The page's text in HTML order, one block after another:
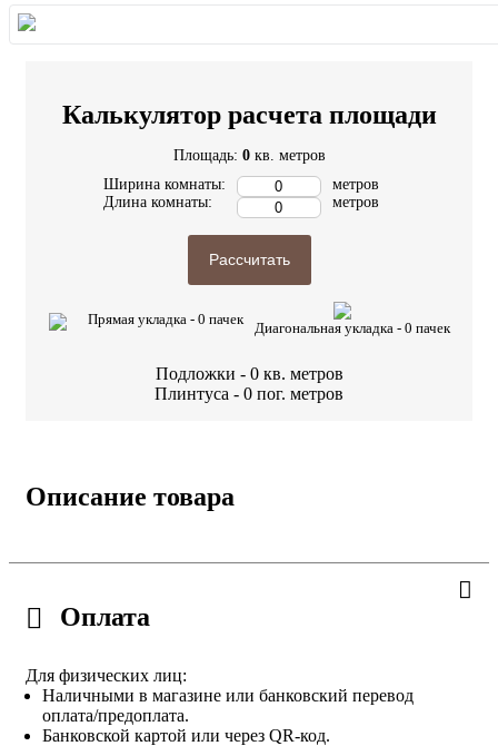
Калькулятор расчета площади
Площадь: 0 кв. метров
Ширина комнаты:
Длина комнаты:
метров
метров
Рассчитать
Прямая укладка - 0 пачек
Диагональная укладка - 0 пачек
Подложки - 0 кв. метров
Плинтуса - 0 пог. метров
Описание товара
Оплата
Для физических лиц:
Наличными в магазине или банковский перевод
оплата/предоплата.
Банковской картой или через QR-код.